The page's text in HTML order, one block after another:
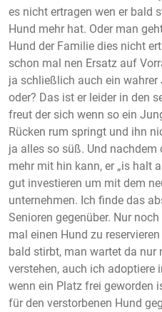
es nicht ertragen wen er bald
Hund mehr hat. Oder man
Hund der Familie dies nicht
schon mal nen Ersatz auf
ja schließlich auch ein
oder? Das ist er leider in den
freut der sich wenn so ein
Rücken rum springt und ihn
ja alles so süß. Und
mehr mit hin kann, er „is halt
gut investieren um mit dem
unternehmen. Ich finde das
Senioren gegenüber. Nur
mal einen Hund zu
bald stirbt, man wartet da
verstehen, auch ich adoptiere
wenn ein Platz frei geworden
für den verstorbenen Hund